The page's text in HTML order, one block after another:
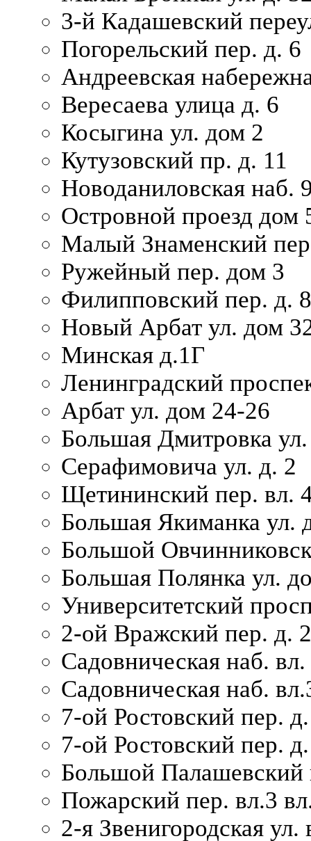
3-й Кадашевский
Погорельский пер. д. 6
Андреевская
Вересаева улица д. 6
Косыгина ул. дом 2
Кутузовский пр. д. 11
Новоданиловская наб.
Островной проезд дом
Малый Знаменский
Ружейный пер. дом 3
Филипповский пер. д. 8
Новый Арбат ул. дом
Минская д.1Г
Ленинградский
Арбат ул. дом 24-26
Большая Дмитровка
Серафимовича ул. д. 2
Щетининский пер. вл.
Большая Якиманка ул.
Большой
Большая Полянка ул.
Университетский
2-ой Вражский пер. д. 2
Садовническая наб.
Садовническая наб.
7-ой Ростовский пер.
7-ой Ростовский пер.
Большой Палашевский
Пожарский пер. вл.3
2-я Звенигородская ул.